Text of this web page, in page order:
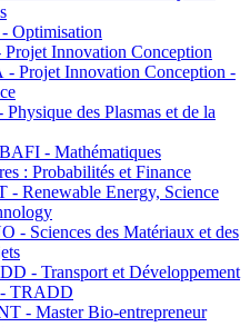
Optimisation
Innovation Conception
- Projet Innovation Conception -
des Plasmas et de la
- Mathématiques
: Probabilités et Finance
- Renewable Energy, Science
- Sciences des Matériaux et des
- Transport et Développement
TRADD
- Master Bio-entrepreneur